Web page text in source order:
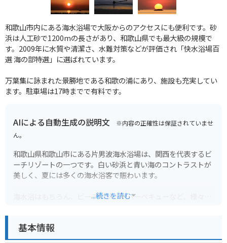
和歌山市内にある海水浴場で大阪からのアクセスにも便利です。砂
浜は人工砂で1200mの長さがあり、和歌山県でも最大級の規模で
す。2009年に水質や清潔さ、水難対策などが評価され「快水浴場百
選 海の部特選」に選ばれています。
万葉集に詠まれた景勝地である和歌の浦にあり、施設も充実してい
ます。駐車場は17時までで有料です。
AIによる自動生成の説明文 ※内容の正確性は保証されていませ
ん。
和歌山県和歌山市にある片男波海水浴場は、関西を代表するビ
ーチリゾートの一つです。白い砂浜と青い海のコントラストが
美しく、夏には多くの海水浴客で賑わいます。
海水浴はもちろん、ビーチバレーやバーベキューなど、様々な
バイクで訪れる場合は、海岸沿いの道を走ると、潮風を感じな
...続きを読む
基本情報